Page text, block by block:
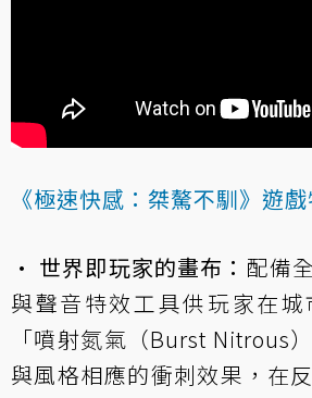
《極速快感：桀驁不馴》遊
• 世界即玩家的畫布： 配備
與聲音特效工具供玩家在
「噴射氮氣（Burst Nitrous
與風格相應的衝刺效果，在